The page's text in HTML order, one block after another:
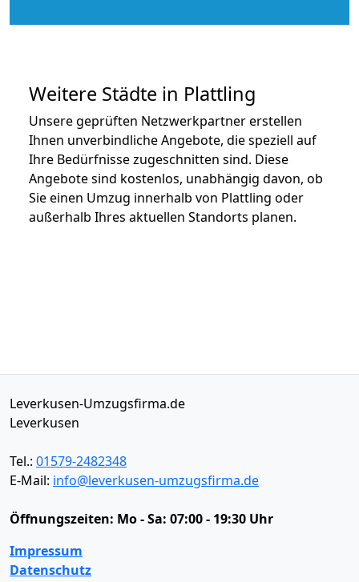
Weitere Städte in Plattling
Unsere geprüften Netzwerkpartner erstellen
Ihnen unverbindliche Angebote, die speziell auf
Ihre Bedürfnisse zugeschnitten sind. Diese
Angebote sind kostenlos, unabhängig davon, ob
Sie einen Umzug innerhalb von Plattling oder
außerhalb Ihres aktuellen Standorts planen.
Leverkusen-Umzugsfirma.de
Leverkusen
Tel.: 01579-2482348
E-Mail: info@leverkusen-umzugsfirma.de
Öffnungszeiten: Mo - Sa: 07:00 - 19:30 Uhr
Impressum
Datenschutz